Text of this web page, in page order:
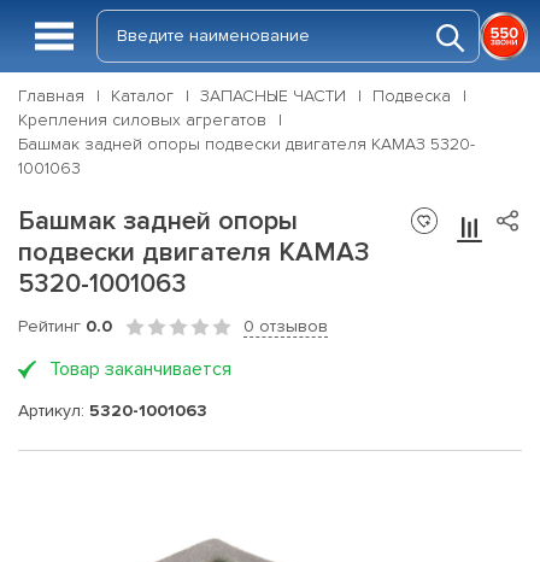
Главная Каталог ЗАПАСНЫЕ ЧАСТИ
Подвеска
Крепления силовых агрегатов
Башмак задней опоры подвески двигателя КАМАЗ 5320-
1001063
Башмак задней опоры
подвески двигателя КАМАЗ
5320-1001063
Рейтинг 0.0 0 отзывов
Товар заканчивается
Артикул: 5320-1001063